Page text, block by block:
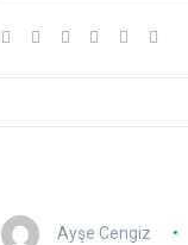
Ayşe Cengiz